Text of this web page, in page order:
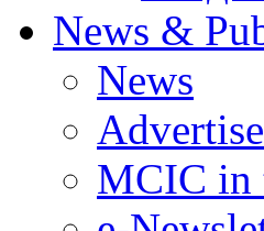
News &
News
MCIC in